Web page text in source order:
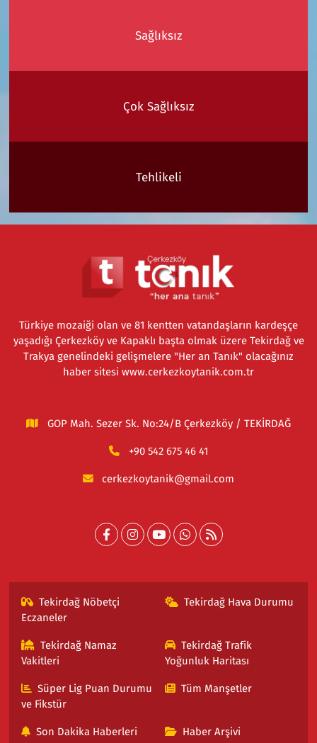
Sağlıksız
Çok Sağlıksız
Tehlikeli
Türkiye mozaiği olan ve 81 kentten vatandaşların kardeşçe
yaşadığı Çerkezköy ve Kapaklı başta olmak üzere Tekirdağ ve
Trakya genelindeki gelişmelere "Her an Tanık" olacağınız
haber sitesi www.cerkezkoytanik.com.tr
GOP Mah. Sezer Sk. No:24/B Çerkezköy / TEKİRDAĞ
+90 542 675 46 41
cerkezkoytanik@gmail.com
Tekirdağ Nöbetçi
Eczaneler
Tekirdağ Hava Durumu
Tekirdağ Namaz
Vakitleri
Tekirdağ Trafik
Yoğunluk Haritası
Süper Lig Puan Durumu
ve Fikstür
Tüm Manşetler
Son Dakika Haberleri Haber Arşivi